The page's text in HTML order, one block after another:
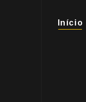
Início